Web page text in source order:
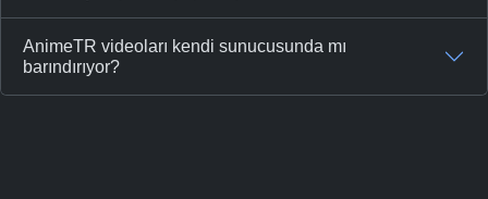
AnimeTR videoları kendi sunucusunda mı
barındırıyor?